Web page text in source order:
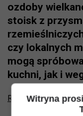
ozdoby
stoisk z
czy lokalnych
mogą
kuchni, jak i
ReklamaWitryna